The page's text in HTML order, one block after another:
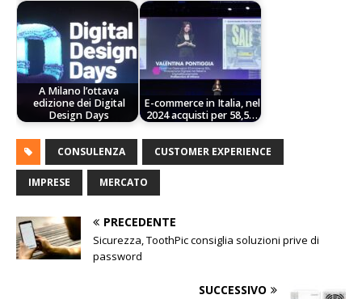
A Milano l’ottava
edizione dei Digital
Design Days
E-commerce in Italia, nel
2024 acquisti per 58,5…
CONSULENZA CUSTOMER EXPERIENCE
IMPRESE MERCATO
PRECEDENTE
Sicurezza, ToothPic consiglia soluzioni prive di
password
SUCCESSIVO